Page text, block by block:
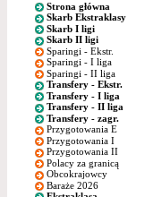
Strona główna
Skarb Ekstraklasy
Skarb I ligi
Skarb II ligi
Sparingi - Ekstr.
Sparingi - I liga
Sparingi - II liga
Transfery - Ekstr.
Transfery - I liga
Transfery - II liga
Transfery - zagr.
Przygotowania E
Przygotowania I
Przygotowania II
Polacy za granicą
Obcokrajowcy
Baraże 2026